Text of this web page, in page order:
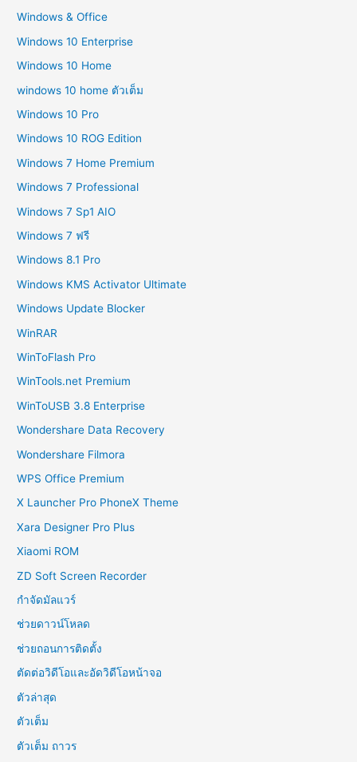
Windows & Office
Windows 10 Enterprise
Windows 10 Home
windows 10 home ตัวเต็ม
Windows 10 Pro
Windows 10 ROG Edition
Windows 7 Home Premium
Windows 7 Professional
Windows 7 Sp1 AIO
Windows 7 ฟรี
Windows 8.1 Pro
Windows KMS Activator Ultimate
Windows Update Blocker
WinRAR
WinToFlash Pro
WinTools.net Premium
WinToUSB 3.8 Enterprise
Wondershare Data Recovery
Wondershare Filmora
WPS Office Premium
X Launcher Pro PhoneX Theme
Xara Designer Pro Plus
Xiaomi ROM
ZD Soft Screen Recorder
กำจัดมัลแวร์
ช่วยดาวน์โหลด
ช่วยถอนการติดตั้ง
ตัดต่อวิดีโอและอัดวิดีโอหน้าจอ
ตัวล่าสุด
ตัวเต็ม
ตัวเต็ม ถาวร